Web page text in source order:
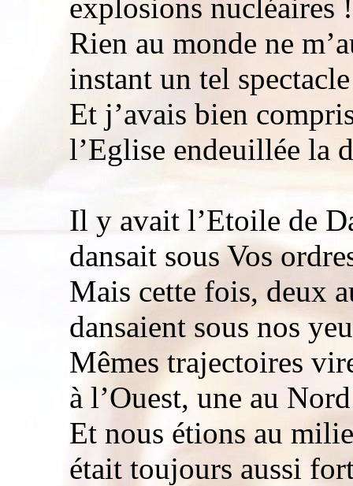
explosions nucléaires !
Rien au monde ne
instant un tel spectacle
Et j’avais bien
l’Eglise endeuillée la
Il y avait l’Etoile de
dansait sous Vos
Mais cette fois, deux
dansaient sous nos
Mêmes trajectoires
à l’Ouest, une au
Et nous étions au
était toujours aussi